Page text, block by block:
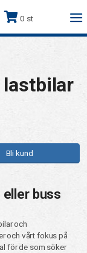
0 st
lastbilar
Bli kund
eller buss
och
för de som söker